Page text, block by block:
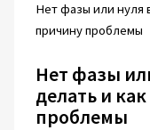
Нет фазы или нуля
причину проблемы
Нет фазы
делать и
проблемы